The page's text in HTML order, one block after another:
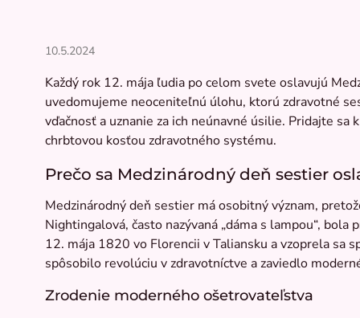
10.5.2024
Každý rok 12. mája ľudia po celom svete oslavujú
uvedomujeme neoceniteľnú úlohu, ktorú zdravotné
vďačnosť a uznanie za ich neúnavné úsilie. Pridajte
chrbtovou kosťou zdravotného systému.
Prečo sa Medzinárodný deň sestier
Medzinárodný deň sestier má osobitný význam,
Nightingalová, často nazývaná „dáma s lampou“,
12. mája 1820 vo Florencii v Taliansku a vzoprela sa
spôsobilo revolúciu v zdravotníctve a zaviedlo
Zrodenie moderného ošetrovateľstva